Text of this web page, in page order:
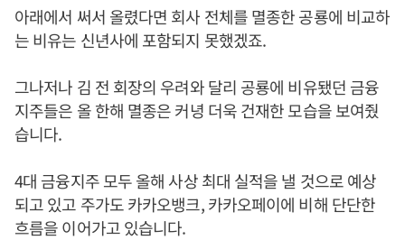
아래에서 써서 올렸다면 회사 전체를 멸종한 공룡에 비교하
는 비유는 신년사에 포함되지 못했겠죠.
그나저나 김 전 회장의 우려와 달리 공룡에 비유됐던 금융
지주들은 올 한해 멸종은 커녕 더욱 건재한 모습을 보여줬
습니다.
4대 금융지주 모두 올해 사상 최대 실적을 낼 것으로 예상
되고 있고 주가도 카카오뱅크, 카카오페이에 비해 단단한
흐름을 이어가고 있습니다.